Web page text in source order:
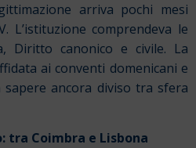
arriva pochi mesi
L’istituzione comprendeva le
Diritto canonico e civile. La
ai conventi domenicani e
ancora diviso tra sfera
tra Coimbra e Lisbona